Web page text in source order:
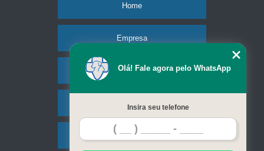
Home
Empresa
Missão
Serviços
Contato
Olá! Fale agora pelo WhatsApp
Insira seu telefone